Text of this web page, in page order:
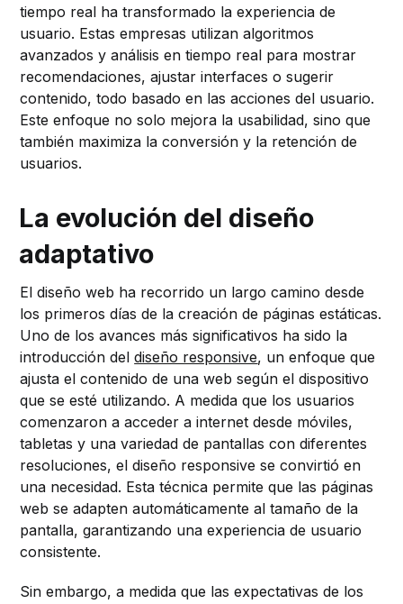
tiempo real ha transformado la experiencia de
usuario. Estas empresas utilizan algoritmos
avanzados y análisis en tiempo real para mostrar
recomendaciones, ajustar interfaces o sugerir
contenido, todo basado en las acciones del usuario.
Este enfoque no solo mejora la usabilidad, sino que
también maximiza la conversión y la retención de
usuarios.
La evolución del diseño
adaptativo
El diseño web ha recorrido un largo camino desde
los primeros días de la creación de páginas estáticas.
Uno de los avances más significativos ha sido la
introducción deldiseño responsive, un enfoque que
ajusta el contenido de una web según el dispositivo
que se esté utilizando. A medida que los usuarios
comenzaron a acceder a internet desde móviles,
tabletas y una variedad de pantallas con diferentes
resoluciones, el diseño responsive se convirtió en
una necesidad. Esta técnica permite que las páginas
web se adapten automáticamente al tamaño de la
pantalla, garantizando una experiencia de usuario
consistente.
Sin embargo, a medida que las expectativas de los